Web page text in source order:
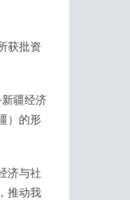
获批资
疆经济
）的形
济与社
推动我